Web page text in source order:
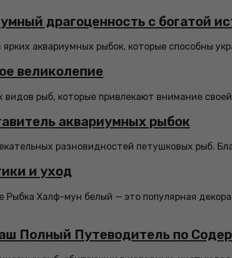
драгоценность с богатой
аквариумных рыбок, которые способны
великолепие
рыб, которые привлекают внимание
аквариумных рыбок
разновидностей петушковых рыб.
и уход
Халф-мун белый — это популярная
Полный Путеводитель по